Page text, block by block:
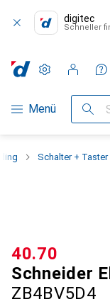
digitec
Schneller
Navigation nach
Menü Suche
Einstellungen
Kundenkonto
Vergleichslisten
Merklisten
Warenkorb
Schalter + Taster
Schneider
ZB4BV5D4
CHF
40.70